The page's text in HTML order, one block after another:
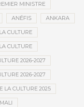
MINISTRE
ANÉFIS ANKARA
CULTURE
CULTURE
2026-2027
2026-2027
LA CULTURE 2025